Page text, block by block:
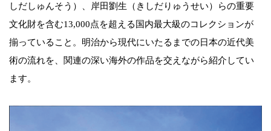
しだしゅんそう）、岸田劉生（きしだりゅうせい）らの重要
文化財を含む13,000点を超える国内最大級のコレクションが
揃っていること。明治から現代にいたるまでの日本の近代美
術の流れを、関連の深い海外の作品を交えながら紹介してい
ます。